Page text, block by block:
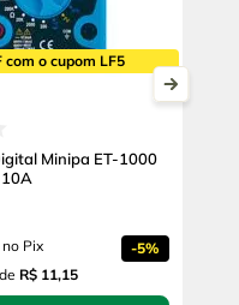
com o cupom LF5
Minipa ET-1000
no Pix -5%
de R$ 11,15